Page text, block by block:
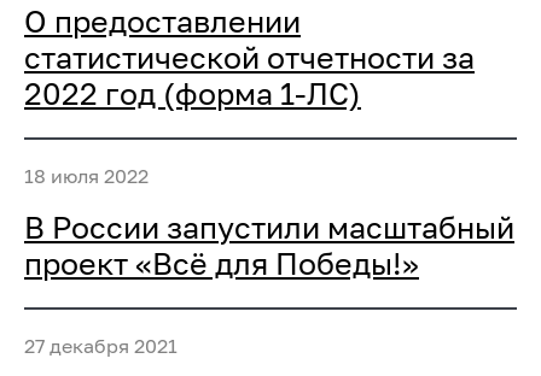
О предоставлении
статистической отчетности за
2022 год (форма 1-ЛС)
18 июля 2022
В России запустили масштабный
проект «Всё для Победы!»
27 декабря 2021